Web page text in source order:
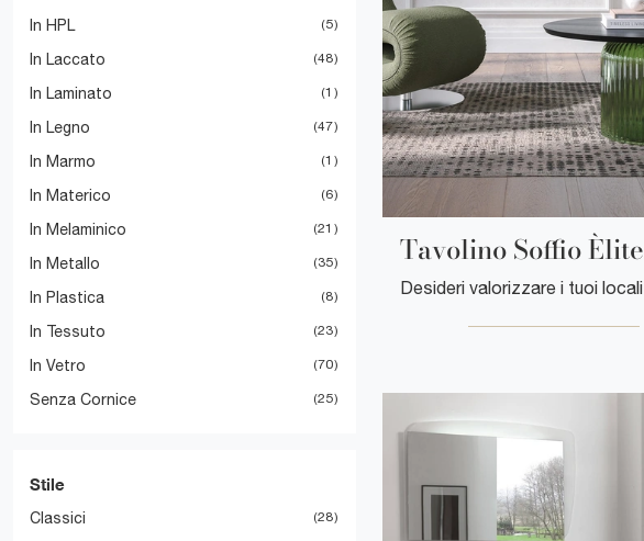
In HPL 5
In Laccato 48
In Laminato 1
In Legno 47
In Marmo 1
In Materico 6
In Melaminico 21
In Metallo 35
In Plastica 8
In Tessuto 23
In Vetro 70
Senza Cornice 25
Stile
Classici 28
Tavolino Soffio Èlite